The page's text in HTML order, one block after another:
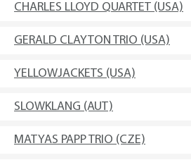
CHARLES LLOYD QUARTET (USA)
GERALD CLAYTON TRIO (USA)
YELLOWJACKETS (USA)
SLOWKLANG (AUT)
MATYAS PAPP TRIO (CZE)